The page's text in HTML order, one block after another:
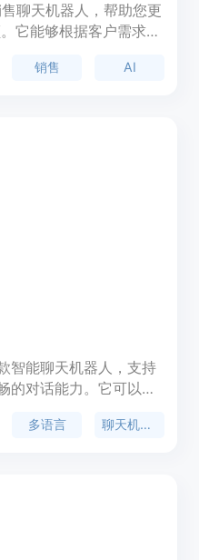
聊天机器人，帮助您更
它能够根据客户需求提
售流程。定价灵活多
销售 AI
智能聊天机器人，支持
的对话能力。它可以理
能为您提供准确、有趣
多语言 聊天机器人